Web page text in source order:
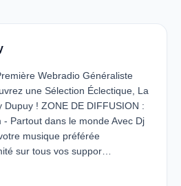
Webradio Généraliste
une Sélection Éclectique, La
Dupuy ! ZONE DE DIFFUSION :
- Partout dans le monde Avec Dj
musique préférée
sur tous vos suppor…